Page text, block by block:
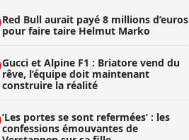
Red Bull aurait payé 8 millions d’euros
pour faire taire Helmut Marko
Gucci et Alpine F1 : Briatore vend du
rêve, l’équipe doit maintenant
construire la réalité
’Les portes se sont refermées’ : les
confessions émouvantes de